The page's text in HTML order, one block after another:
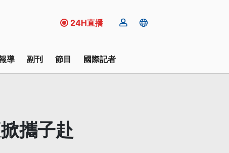
24H直播
導 副刊 節目 國際記者
攜子赴